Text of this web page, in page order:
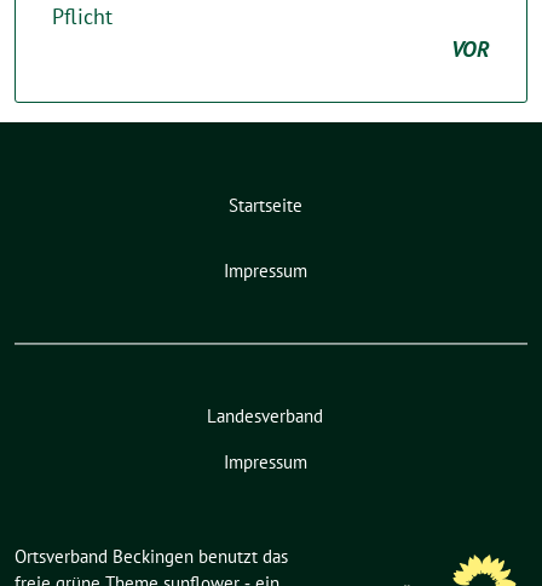
Pflicht
VOR
Startseite
Impressum
Landesverband
Impressum
Ortsverband Beckingen benutzt das